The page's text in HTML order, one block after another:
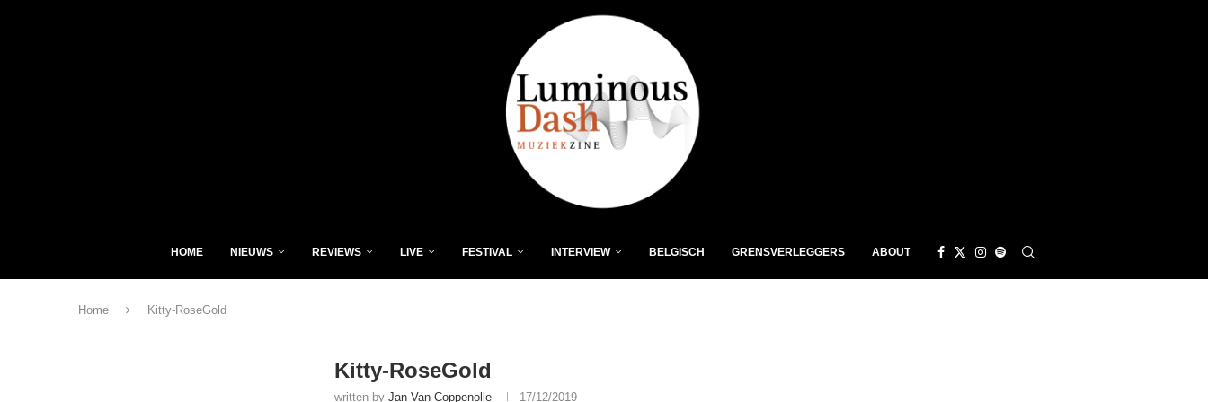
HOME NIEUWS REVIEWS LIVE FESTIVAL INTERVIEW BELGISCH GRENSVERLEGGERS ABOUT
Home Kitty-RoseGold
Kitty-RoseGold
written by Jan Van Coppenolle 17/12/2019